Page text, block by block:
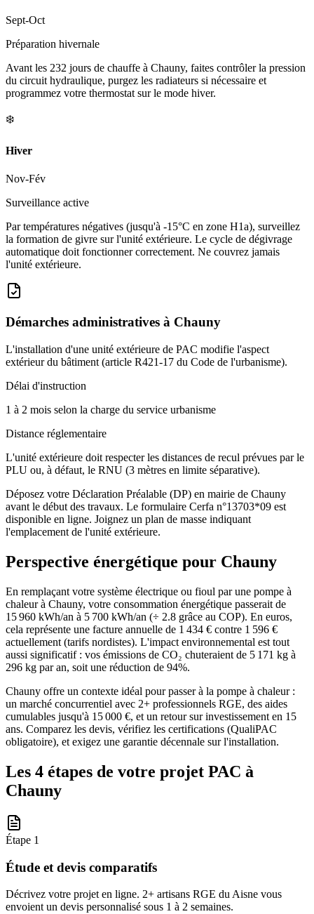
Sept-Oct
Préparation hivernale
Avant les 232 jours de chauffe à Chauny, faites contrôler la pression
du circuit hydraulique, purgez les radiateurs si nécessaire et
programmez votre thermostat sur le mode hiver.
❄️
Hiver
Nov-Fév
Surveillance active
Par températures négatives (jusqu'à -15°C en zone H1a), surveillez
la formation de givre sur l'unité extérieure. Le cycle de dégivrage
automatique doit fonctionner correctement. Ne couvrez jamais
l'unité extérieure.
Démarches administratives à Chauny
L'installation d'une unité extérieure de PAC modifie l'aspect
extérieur du bâtiment (article R421-17 du Code de l'urbanisme).
Délai d'instruction
1 à 2 mois selon la charge du service urbanisme
Distance réglementaire
L'unité extérieure doit respecter les distances de recul prévues par le
PLU ou, à défaut, le RNU (3 mètres en limite séparative).
Déposez votre Déclaration Préalable (DP) en mairie de Chauny
avant le début des travaux. Le formulaire Cerfa n°13703*09 est
disponible en ligne. Joignez un plan de masse indiquant
l'emplacement de l'unité extérieure.
Perspective énergétique pour Chauny
En remplaçant votre système électrique ou fioul par une pompe à
chaleur à Chauny, votre consommation énergétique passerait de
15 960 kWh/an à 5 700 kWh/an (÷ 2.8 grâce au COP). En euros,
cela représente une facture annuelle de 1 434 € contre 1 596 €
actuellement (tarifs nordistes). L'impact environnemental est tout
aussi significatif : vos émissions de CO₂ chuteraient de 5 171 kg à
296 kg par an, soit une réduction de 94%.
Chauny offre un contexte idéal pour passer à la pompe à chaleur :
un marché concurrentiel avec 2+ professionnels RGE, des aides
cumulables jusqu'à 15 000 €, et un retour sur investissement en 15
ans. Comparez les devis, vérifiez les certifications (QualiPAC
obligatoire), et exigez une garantie décennale sur l'installation.
Les 4 étapes de votre projet PAC à
Chauny
Étape 1
Étude et devis comparatifs
Décrivez votre projet en ligne. 2+ artisans RGE du Aisne vous
envoient un devis personnalisé sous 1 à 2 semaines.